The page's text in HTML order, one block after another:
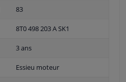
83
8T0 498 203 A SK1
3 ans
Essieu moteur